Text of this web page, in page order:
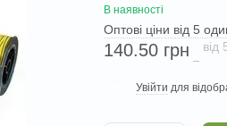
В наявності
Оптові ціни від 5
140.50 грн від
Увійти для